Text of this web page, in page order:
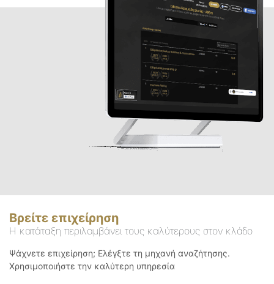
Βρείτε επιχείρηση
Η κατάταξη περιλαμβάνει τους καλύτερους στον κλάδο
Ψάχνετε επιχείρηση; Ελέγξτε τη μηχανή αναζήτησης.
Χρησιμοποιήστε την καλύτερη υπηρεσία